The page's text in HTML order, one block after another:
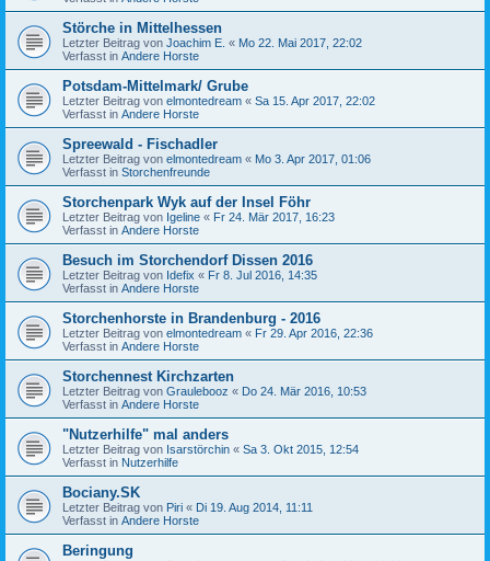
Störche in Mittelhessen
Letzter Beitrag von Joachim E. « Mo 22. Mai 2017, 22:02
Verfasst in Andere Horste
Potsdam-Mittelmark/ Grube
Letzter Beitrag von elmontedream « Sa 15. Apr 2017, 22:02
Verfasst in Andere Horste
Spreewald - Fischadler
Letzter Beitrag von elmontedream « Mo 3. Apr 2017, 01:06
Verfasst in Storchenfreunde
Storchenpark Wyk auf der Insel Föhr
Letzter Beitrag von Igeline « Fr 24. Mär 2017, 16:23
Verfasst in Andere Horste
Besuch im Storchendorf Dissen 2016
Letzter Beitrag von Idefix « Fr 8. Jul 2016, 14:35
Verfasst in Andere Horste
Storchenhorste in Brandenburg - 2016
Letzter Beitrag von elmontedream « Fr 29. Apr 2016, 22:36
Verfasst in Andere Horste
Storchennest Kirchzarten
Letzter Beitrag von Graulebooz « Do 24. Mär 2016, 10:53
Verfasst in Andere Horste
"Nutzerhilfe" mal anders
Letzter Beitrag von Isarstörchin « Sa 3. Okt 2015, 12:54
Verfasst in Nutzerhilfe
Bociany.SK
Letzter Beitrag von Piri « Di 19. Aug 2014, 11:11
Verfasst in Andere Horste
Beringung